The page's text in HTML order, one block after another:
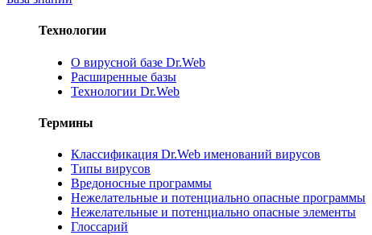
Технологии
О вирусной базе Dr.Web
Расширенные базы
Технологии Dr.Web
Термины
Классификация Dr.Web именований вирусов
Типы вирусов
Вредоносные программы
Нежелательные и потенциально опасные программы
Нежелательные и потенциально опасные элементы
Глоссарий